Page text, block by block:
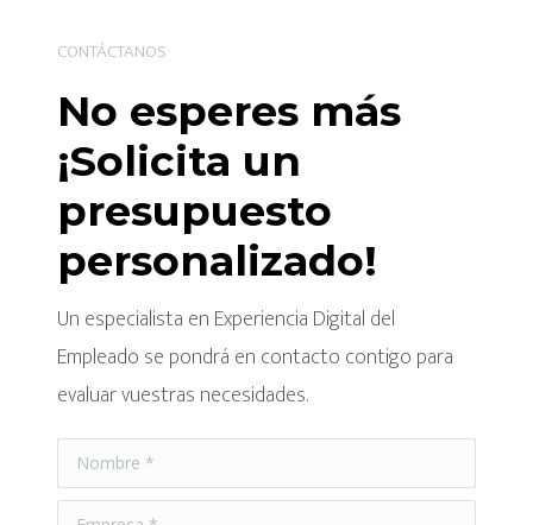
CONTÁCTANOS
No esperes más
¡Solicita un
presupuesto
personalizado!
Un especialista en Experiencia Digital del
Empleado se pondrá en contacto contigo para
evaluar vuestras necesidades.